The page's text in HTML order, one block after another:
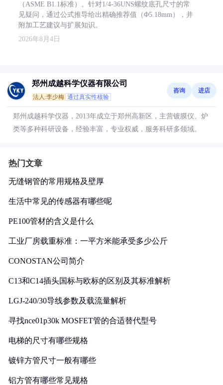
（ASME B1.1标准）。针对1/4-36UNS螺纹底孔尺寸的常
见疑问，通过公式推导给出精确推荐值（Φ5.18mm），并
附加工艺建议与扩展知识。
2026年8月4日
郑州成越科学仪器有限公司
法人:李少梅 通过真实性核验
咨询 进店
郑州成越科学仪器，2013年成立于郑州高新区，主营镀膜仪、炉
类等多种科研设备，经验丰富，专业权威，服务科研多领域。
热门文章
无缝钢管的常用规格及壁厚
生活中常见的传感器有哪些呢
PE100管材的含义是什么
工业厂房载重标准：一平方米能承受多少公斤
CONOSTAN公司简介
C13和C14插头国标与欧标的区别及其标准解析
LGJ-240/30导线参数及载流量解析
寻找nce01p30k MOSFET管的合适替代型号
电梯的尺寸有哪些规格
镀锌方管尺寸一般有哪些
铝方管有哪些常见规格